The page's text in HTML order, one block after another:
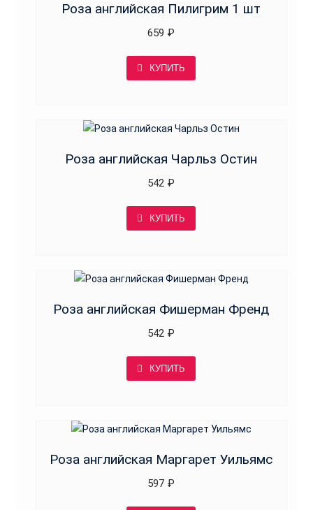
Роза английская Пилигрим 1 шт
659 ₽
КУПИТЬ
Роза английская Чарльз Остин
542 ₽
КУПИТЬ
Роза английская Фишерман Френд
542 ₽
КУПИТЬ
Роза английская Маргарет Уильямс
597 ₽